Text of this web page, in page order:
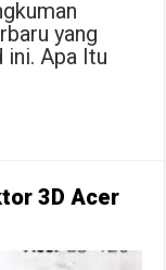
yang
Apa Itu
3D Acer